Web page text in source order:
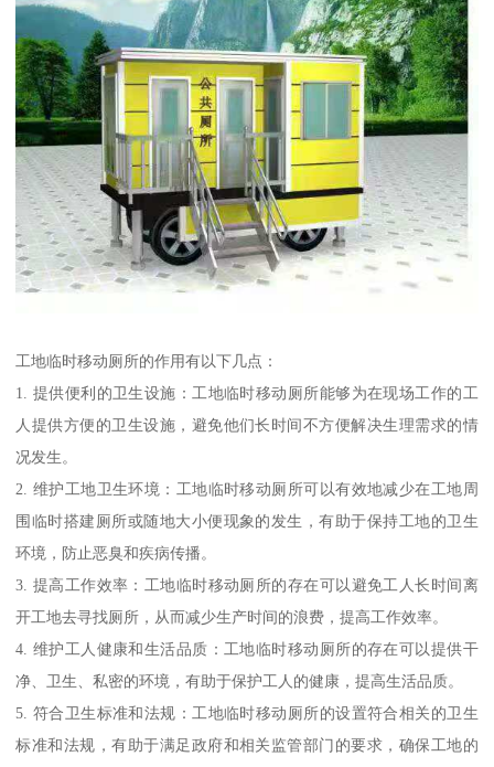
工地临时移动厕所的作用有以下几点：
1. 提供便利的卫生设施：工地临时移动厕所能够为在现场工作的工
人提供方便的卫生设施，避免他们长时间不方便解决生理需求的情
况发生。
2. 维护工地卫生环境：工地临时移动厕所可以有效地减少在工地周
围临时搭建厕所或随地大小便现象的发生，有助于保持工地的卫生
环境，防止恶臭和疾病传播。
3. 提高工作效率：工地临时移动厕所的存在可以避免工人长时间离
开工地去寻找厕所，从而减少生产时间的浪费，提高工作效率。
4. 维护工人健康和生活品质：工地临时移动厕所的存在可以提供干
净、卫生、私密的环境，有助于保护工人的健康，提高生活品质。
5. 符合卫生标准和法规：工地临时移动厕所的设置符合相关的卫生
标准和法规，有助于满足政府和相关监管部门的要求，确保工地的